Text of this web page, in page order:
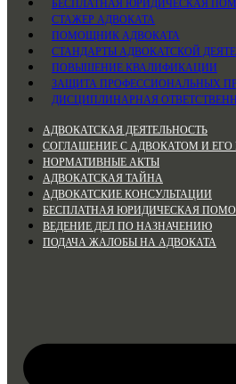
БЕСПЛАТНАЯ ЮРИДИЧЕСКАЯ
СТАЖЕР АДВОКАТА
ПОМОЩНИК АДВОКАТА
СТАНДАРТЫ АДВОКАТСКОЙ
ПОВЫШЕНИЕ КВАЛИФИКАЦИИ
ЗАЩИТА ПРОФЕССИОНАЛЬНЫХ
ДИСЦИПЛИНАРНАЯ
АДВОКАТСКАЯ ДЕЯТЕЛЬНОСТЬ
СОГЛАШЕНИЕ С АДВОКАТОМ И ЕГО
НОРМАТИВНЫЕ АКТЫ
АДВОКАТСКАЯ ТАЙНА
АДВОКАТСКИЕ КОНСУЛЬТАЦИИ
БЕСПЛАТНАЯ ЮРИДИЧЕСКАЯ
ВЕДЕНИЕ ДЕЛ ПО НАЗНАЧЕНИЮ
ПОДАЧА ЖАЛОБЫ НА АДВОКАТА